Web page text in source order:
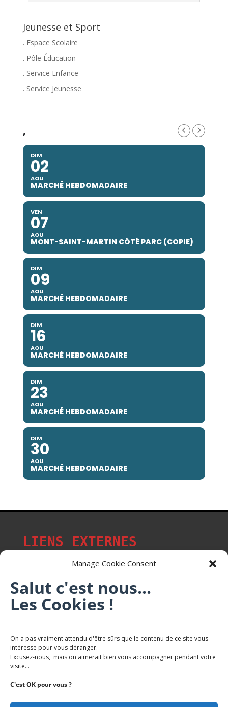
Manage Cookie Consent
Salut c'est nous...
Les Cookies !
On a pas vraiment attendu d'être sûrs que le contenu de ce site vous
intéresse pour vous déranger.
Excusez-nous, mais on aimerait bien vous accompagner pendant votre
visite...
C'est OK pour vous ?
Jeunesse et Sport
. Espace Scolaire
. Pôle Éducation
. Service Enfance
. Service Jeunesse
,
DIM
02
AOU
MARCHÉ HEBDOMADAIRE
VEN
07
AOU
MONT-SAINT-MARTIN CÔTÉ PARC (COPIE)
DIM
09
AOU
MARCHÉ HEBDOMADAIRE
DIM
16
AOU
MARCHÉ HEBDOMADAIRE
DIM
23
AOU
MARCHÉ HEBDOMADAIRE
DIM
30
AOU
MARCHÉ HEBDOMADAIRE
LIENS EXTERNES
Les p'tits citoyens de Mont-Saint-Martin
Trail Saintmartinois Daniel FEITE
Karaté Mont Saint Martin